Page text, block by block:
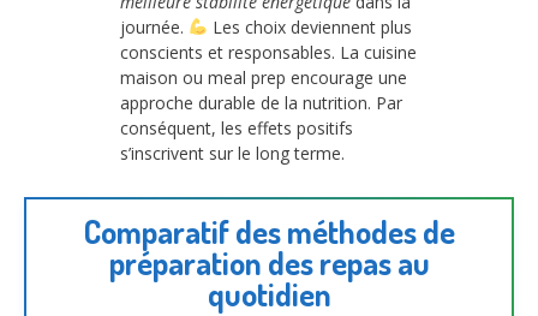
journée.
Les choix deviennent plus
conscients et responsables. La cuisine
maison ou meal prep encourage une
approche durable de la nutrition. Par
conséquent, les effets positifs
s’inscrivent sur le long terme.
Comparatif des méthodes de
préparation des repas au
quotidien